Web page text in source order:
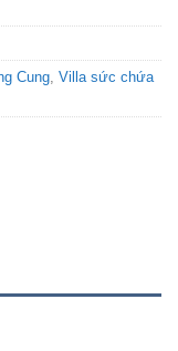
Cung Villa sức chứa